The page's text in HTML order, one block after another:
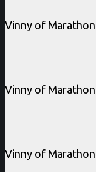
Vinny of
Vinny of
Vinny of